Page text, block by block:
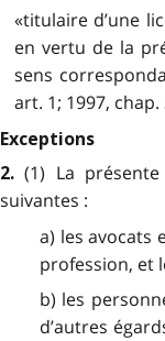
«titulaire d’une
en vertu de la
sens
art. 1; 1997, chap.
Exceptions
2.(1) La
suivantes :
a) les avocats
profession, et
b) les
d’autres